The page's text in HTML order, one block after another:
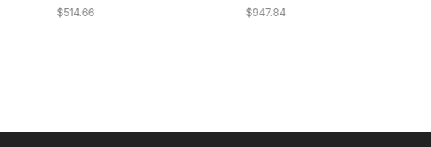
$514.66
$947.84